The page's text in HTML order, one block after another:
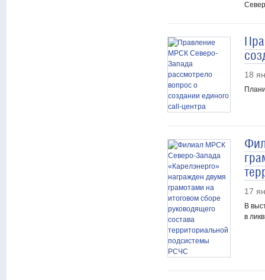
18
17
В
в